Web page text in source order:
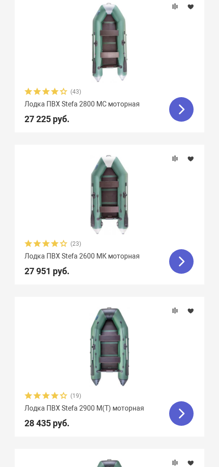
(43)
Лодка ПВХ Stefa 2800 МС моторная
27 225 руб.
(23)
Лодка ПВХ Stefa 2600 МК моторная
27 951 руб.
(19)
Лодка ПВХ Stefa 2900 М(Т) моторная
28 435 руб.